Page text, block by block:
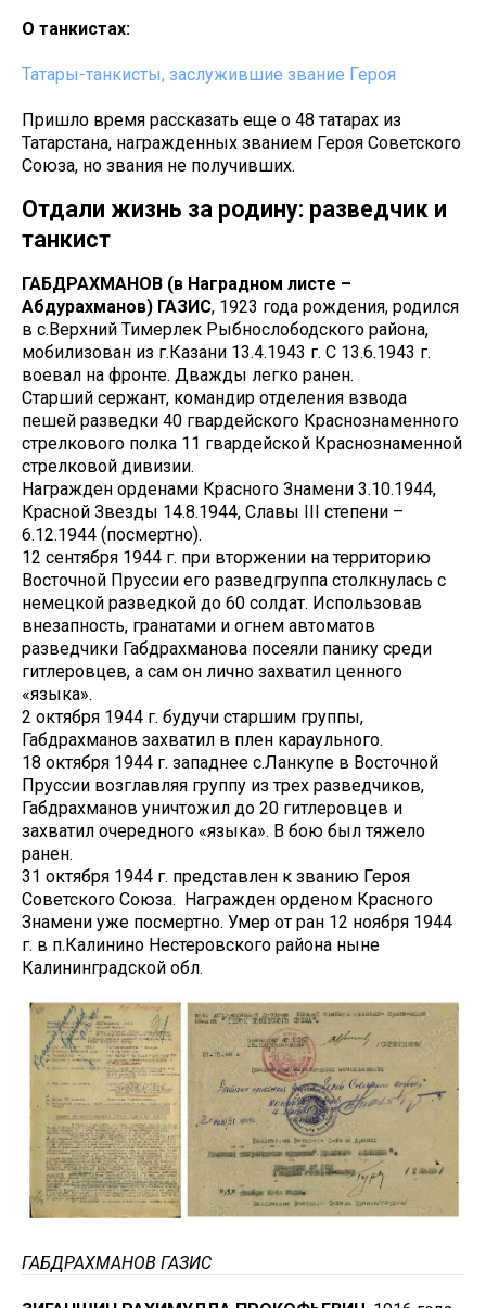
О танкистах:
Татары-танкисты, заслужившие звание Героя
Пришло время рассказать еще о 48 татарах из
Татарстана, награжденных званием Героя Советского
Союза, но звания не получивших.
Отдали жизнь за родину: разведчик и
танкист
ГАБДРАХМАНОВ (в Наградном листе –
Абдурахманов) ГАЗИС, 1923 года рождения, родился
в с.Верхний Тимерлек Рыбнослободского района,
мобилизован из г.Казани 13.4.1943 г. С 13.6.1943 г.
воевал на фронте. Дважды легко ранен.
Старший сержант, командир отделения взвода
пешей разведки 40 гвардейского Краснознаменного
стрелкового полка 11 гвардейской Краснознаменной
стрелковой дивизии.
Награжден орденами Красного Знамени 3.10.1944,
Красной Звезды 14.8.1944, Славы III степени –
6.12.1944 (посмертно).
12 сентября 1944 г. при вторжении на территорию
Восточной Пруссии его разведгруппа столкнулась с
немецкой разведкой до 60 солдат. Использовав
внезапность, гранатами и огнем автоматов
разведчики Габдрахманова посеяли панику среди
гитлеровцев, а сам он лично захватил ценного
«языка».
2 октября 1944 г. будучи старшим группы,
Габдрахманов захватил в плен караульного.
18 октября 1944 г. западнее с.Ланкупе в Восточной
Пруссии возглавляя группу из трех разведчиков,
Габдрахманов уничтожил до 20 гитлеровцев и
захватил очередного «языка». В бою был тяжело
ранен.
31 октября 1944 г. представлен к званию Героя
Советского Союза. Награжден орденом Красного
Знамени уже посмертно. Умер от ран 12 ноября 1944
г. в п.Калинино Нестеровского района ныне
Калининградской обл.
ГАБДРАХМАНОВ ГАЗИС